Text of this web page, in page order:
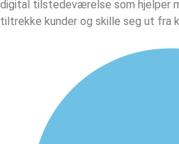
digital tilstedeværelse som hjelper
tiltrekke kunder og skille seg ut fra